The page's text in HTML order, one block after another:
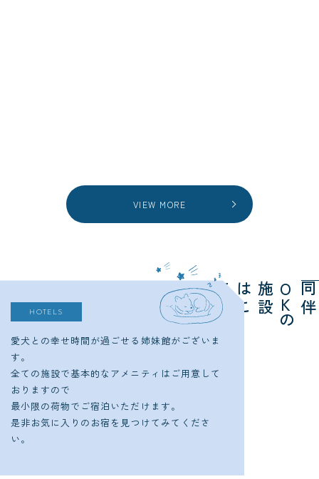
VIEW MORE
伴
O
K
の
施
設
は
こ
ち
ら
HOTELS
愛犬との幸せ時間が過ごせる姉妹館がございま
す。
全ての施設で基本的なアメニティはご用意して
おりますので
最小限の荷物でご宿泊いただけます。
是非お気に入りのお宿を見つけてみてくださ
い。